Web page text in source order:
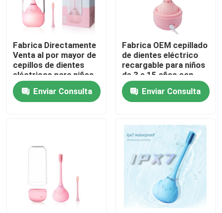
En casa
Productos
Los vídeos
Control de calidad
Fabrica Directamente
Venta al por mayor de
cepillos de dientes
eléctricos para niños
con carga inalámbrica
Enviar Consulta
Fabrica OEM cepillado
de dientes eléctrico
recargable para niños
de 3 a 15 años con
silicona circular
Enviar Consulta